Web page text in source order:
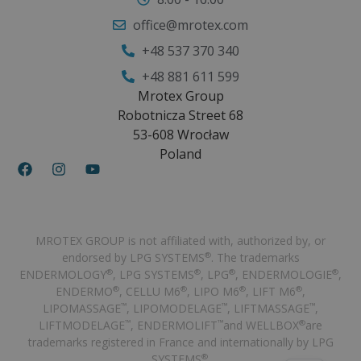
office@mrotex.com
+48 537 370 340
+48 881 611 599
Mrotex Group
Robotnicza Street 68
53-608 Wrocław
Poland
MROTEX GROUP is not affiliated with, authorized by, or
endorsed by LPG SYSTEMS®. The trademarks
ENDERMOLOGY®, LPG SYSTEMS®, LPG®, ENDERMOLOGIE®,
ENDERMO®, CELLU M6®, LIPO M6®, LIFT M6®,
LIPOMASSAGE™, LIPOMODELAGE™, LIFTMASSAGE™,
LIFTMODELAGE™, ENDERMOLIFT™and WELLBOX®are
trademarks registered in France and internationally by LPG
®